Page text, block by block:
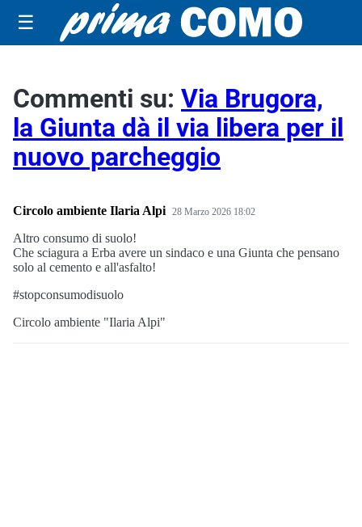
☰
Commenti su: Via Brugora,
la Giunta dà il via libera per il
nuovo parcheggio
Circolo ambiente Ilaria Alpi 28 Marzo 2026 18:02
Altro consumo di suolo!
Che sciagura a Erba avere un sindaco e una Giunta che pensano
solo al cemento e all'asfalto!
#stopconsumodisuolo
Circolo ambiente "Ilaria Alpi"